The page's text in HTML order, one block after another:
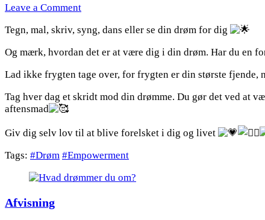
Leave a Commenton
drømmer
om?
Tegn, mal, skriv, syng, dans eller se din drøm for dig
Og mærk, hvordan det er at være dig i din drøm. Har du en
Lad ikke frygten tage over, for frygten er din største fjende,
Tag hver dag et skridt mod din drømme. Du gør det ved at
aftensmad
Giv dig selv lov til at blive forelsket i dig og livet
Tags: #Drøm #Empowerment
Post
Navigation
Afvisning